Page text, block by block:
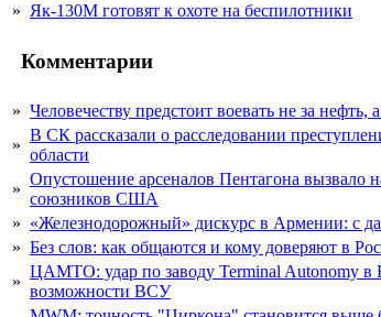
» Як-130М готовят к охоте на беспилотники
Комментарии
» Человечеству предстоит воевать не за нефть,
»
В СК рассказали о расследовании
области
»
Опустошение арсеналов Пентагона вызвало
союзников США
» «Железнодорожный» дискурс в Армении: с
» Без слов: как общаются и кому доверяют в
»
ЦАМТО: удар по заводу Terminal Autonomy в
возможности ВСУ